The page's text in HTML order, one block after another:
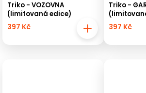
Triko - VOZOVNA
(limitovaná edice)
397 Kč
Triko -
397 Kč